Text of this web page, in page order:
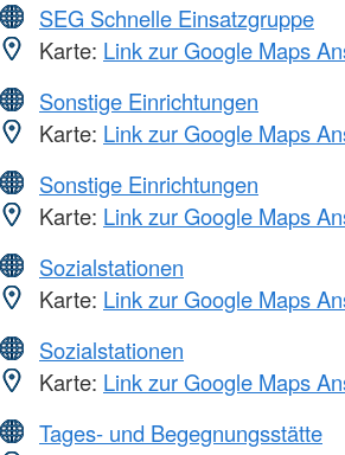
SEG Schnelle Einsatzgruppe
Karte: Link zur Google Maps
Sonstige Einrichtungen
Karte: Link zur Google Maps
Sonstige Einrichtungen
Karte: Link zur Google Maps
Sozialstationen
Karte: Link zur Google Maps
Sozialstationen
Karte: Link zur Google Maps
Tages- und Begegnungsstätte